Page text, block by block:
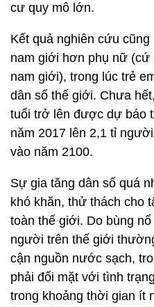
cư quy mô lớn.
Kết quả nghiên cứu
nam giới hơn phụ nữ (cứ
nam giới), trong lúc trẻ
dân số thế giới. Chưa
tuổi trở lên được dự báo
năm 2017 lên 2,1 tỉ
vào năm 2100.
Sự gia tăng dân số quá
khó khăn, thử thách cho
toàn thế giới. Do bùng
người trên thế giới
cận nguồn nước sạch,
phải đối mặt với tình
trong khoảng thời gian ít